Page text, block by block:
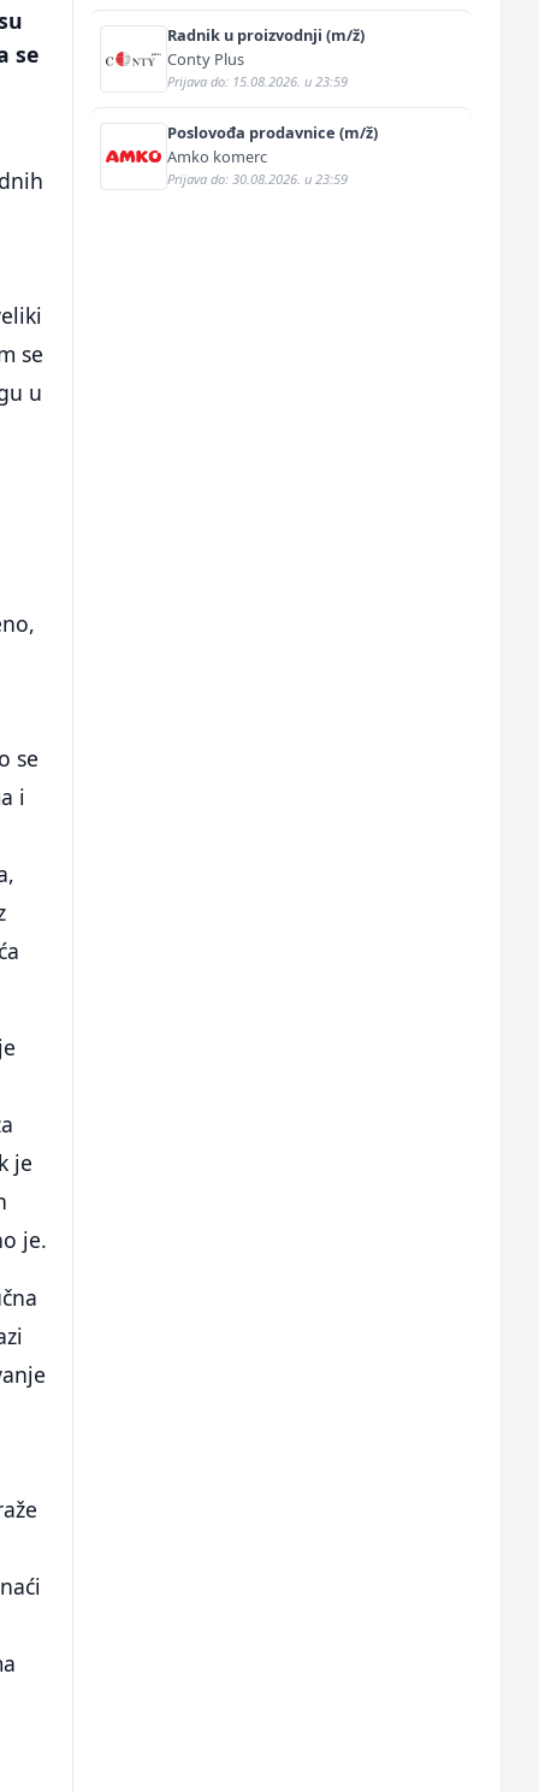
se
se
u
se
i
je
je.
Radnik u proizvodnji (m/ž)
Conty Plus
Prijava do: 15.08.2026. u 23:59
Poslovođa prodavnice (m/ž)
Amko komerc
Prijava do: 30.08.2026. u 23:59